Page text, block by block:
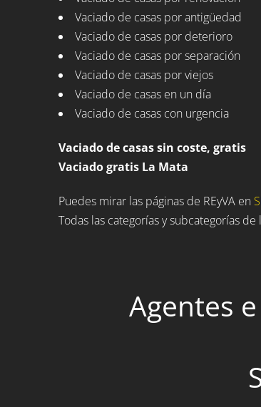
Vaciado de casas por antigüedad
Vaciado de casas por deterioro
Vaciado de casas por separación
Vaciado de casas por viejos
Vaciado de casas en un día
Vaciado de casas con urgencia
Vaciado de casas sin coste, gratis
Vaciado gratis La Mata
Puedes mirar las páginas de REyVA en
Todas las categorías y subcategorías de
Agentes